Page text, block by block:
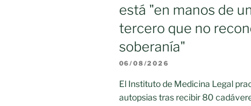
está "en manos de
tercero que no
soberanía"
06/08/2026
El Instituto de Medicina Legal
autopsias tras recibir 80